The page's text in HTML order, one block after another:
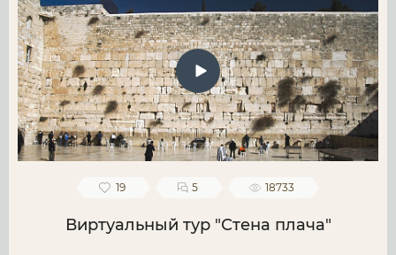
19 5 18733
Виртуальный тур "Стена плача"